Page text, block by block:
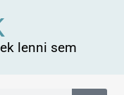
lenni sem